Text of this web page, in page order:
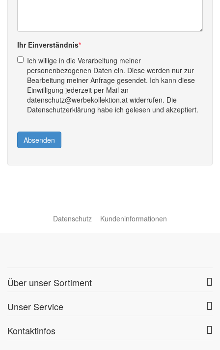
Ihr Einverständnis
Ich willige in die Verarbeitung meiner
personenbezogenen Daten ein. Diese werden nur zur
Bearbeitung meiner Anfrage gesendet. Ich kann diese
Einwilligung jederzeit per Mail an
datenschutz@werbekollektion.at widerrufen. Die
Datenschutzerklärung habe ich gelesen und akzeptiert.
Absenden
Datenschutz Kundeninformationen
Über unser Sortiment
Unser Service
Kontaktinfos